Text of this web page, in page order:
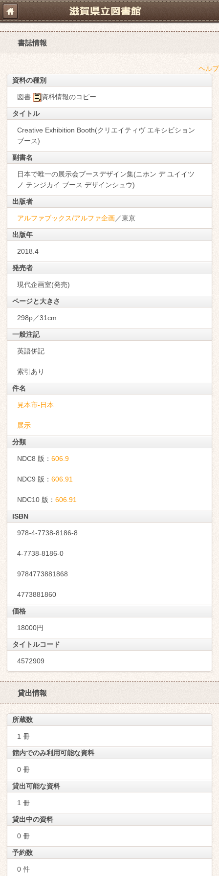
書誌情報
ヘルプ
資料の種別
図書 資料情報のコピー
タイトル
Creative Exhibition Booth(クリエイティヴ エキシビション
ブース)
副書名
日本で唯一の展示会ブースデザイン集(ニホン デ ユイイツ
ノ テンジカイ ブース デザインシュウ)
出版者
アルファブックス/アルファ企画／東京
出版年
2018.4
発売者
現代企画室(発売)
ページと大きさ
298p／31cm
一般注記
英語併記
索引あり
件名
見本市-日本
展示
分類
NDC8 版： 606.9
NDC9 版： 606.91
NDC10 版： 606.91
ISBN
978-4-7738-8186-8
4-7738-8186-0
9784773881868
4773881860
価格
18000円
タイトルコード
4572909
貸出情報
所蔵数
1 冊
館内でのみ利用可能な資料
0 冊
貸出可能な資料
1 冊
貸出中の資料
0 冊
予約数
0 件